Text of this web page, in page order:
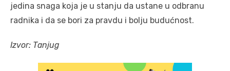
jedina snaga koja je u stanju da ustane u odbranu
radnika i da se bori za pravdu i bolju budućnost.
Izvor: Tanjug